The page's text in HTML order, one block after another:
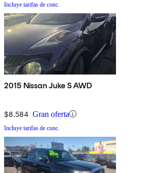
Incluye tarifas de conc.
2015 Nissan Juke S AWD
$8,584 Gran oferta
Incluye tarifas de conc.